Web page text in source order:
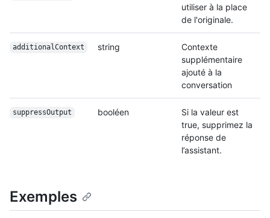
utiliser à la place
de l'originale.
additionalContext string
Contexte
supplémentaire
ajouté à la
conversation
suppressOutput booléen
Si la valeur est
true, supprimez la
réponse de
l’assistant.
Exemples